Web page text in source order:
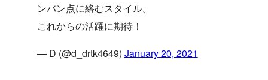
ンバン点に絡むスタイル。
これからの活躍に期待！
— D (@d_drtk4649) January 20, 2021